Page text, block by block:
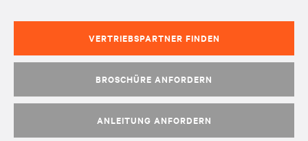
VERTRIEBSPARTNER FINDEN
BROSCHÜRE ANFORDERN
ANLEITUNG ANFORDERN